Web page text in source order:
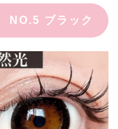
ブラック